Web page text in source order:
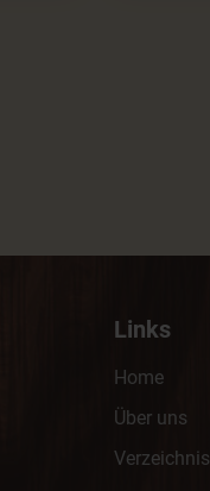
Links
Home
Über uns
Verzeichnis